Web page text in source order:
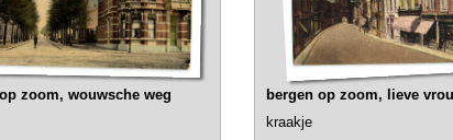
zoom, wouwsche weg
bergen op zoom, lieve
kraakje